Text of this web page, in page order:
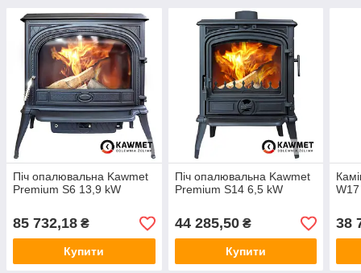
Піч опалювальна Kawmet
Premium S6 13,9 kW
85 732,18 ₴
Купити
Піч опалювальна Kawmet
Premium S14 6,5 kW
44 285,50₴
Купити
38